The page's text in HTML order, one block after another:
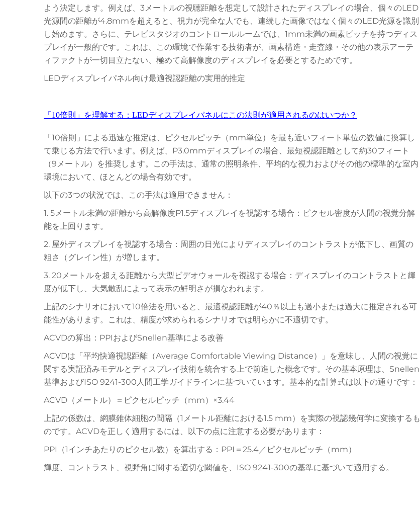
よう決定します。例えば、3メートルの視聴距離を想定して設計されたディスプレイの場合、個々のLED
光源間の距離が4.8mmを超えると、視力が完全な人でも、連続した画像ではなく個々のLED光源を識別
し始めます。さらに、テレビスタジオのコントロールルームでは、1mm未満の画素ピッチを持つディス
プレイが一般的です。これは、この環境で作業する技術者が、画素構造・走査線・その他の表示アーテ
ィファクトが一切目立たない、極めて高解像度のディスプレイを必要とするためです。
LEDディスプレイパネル向け最適視認距離の実用的推定
「10倍則」を理解する：LEDディスプレイパネルにこの法則が適用されるのはいつか？
「10倍則」による迅速な推定は、ピクセルピッチ（mm単位）を最も近いフィート単位の数値に換算し
て乗じる方法で行います。例えば、P3.0mmディスプレイの場合、最短視認距離として約30フィート
（9メートル）を推奨します。この手法は、通常の照明条件、平均的な視力およびその他の標準的な室内
環境において、ほとんどの場合有効です。
以下の3つの状況では、この手法は適用できません：
1. 5メートル未満の距離から高解像度P1.5ディスプレイを視認する場合：ピクセル密度が人間の視覚分解
能を上回ります。
2. 屋外ディスプレイを視認する場合：周囲の日光によりディスプレイのコントラストが低下し、画質の
粗さ（グレイン性）が増します。
3. 20メートルを超える距離から大型ビデオウォールを視認する場合：ディスプレイのコントラストと輝
度が低下し、大気散乱によって表示の鮮明さが損なわれます。
上記のシナリオにおいて10倍法を用いると、最適視認距離が40％以上も過小または過大に推定される可
能性があります。これは、精度が求められるシナリオでは明らかに不適切です。
ACVDの算出：PPIおよびSnellen基準による改善
ACVDは「平均快適視認距離（Average Comfortable Viewing Distance）」を意味し、人間の視覚に
関する実証済みモデルとディスプレイ技術を統合する上で前進した概念です。その基本原理は、Snellen
基準およびISO 9241-300人間工学ガイドラインに基づいています。基本的な計算式は以下の通りです：
ACVD（メートル）＝ピクセルピッチ（mm）×3.44
上記の係数は、網膜錐体細胞の間隔（1メートル距離における1.5 mm）を実際の視認幾何学に変換するも
のです。ACVDを正しく適用するには、以下の点に注意する必要があります：
PPI（1インチあたりのピクセル数）を算出する：PPI＝25.4／ピクセルピッチ（mm）
輝度、コントラスト、視野角に関する適切な閾値を、ISO 9241-300の基準に基づいて適用する。